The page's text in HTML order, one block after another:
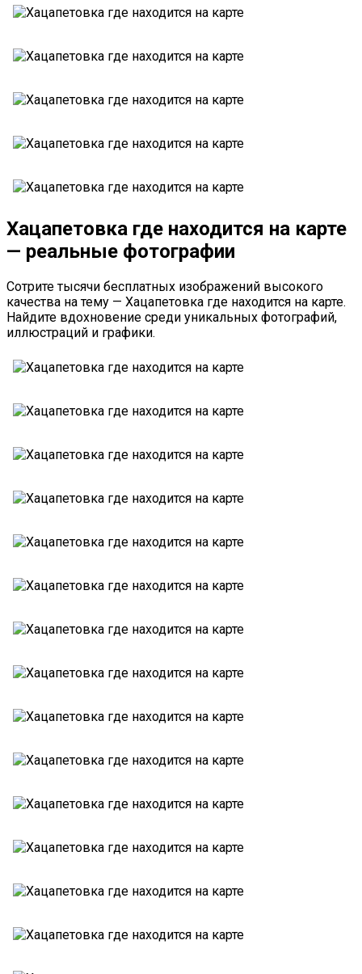
Хацапетовка где находится на карте
— реальные фотографии
Сотрите тысячи бесплатных изображений высокого
качества на тему — Хацапетовка где находится на карте.
Найдите вдохновение среди уникальных фотографий,
иллюстраций и графики.